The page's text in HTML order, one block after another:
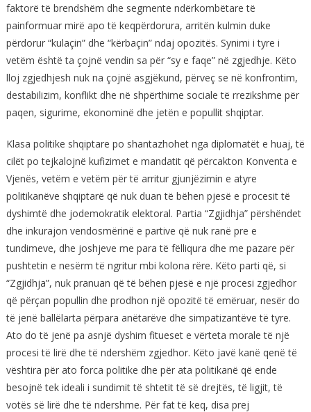
faktorë të brendshëm dhe segmente ndërkombëtare të
painformuar mirë apo të keqpërdorura, arritën kulmin duke
përdorur “kulaçin” dhe “kërbaçin” ndaj opozitës. Synimi i tyre i
vetëm është ta çojnë vendin sa për “sy e faqe” në zgjedhje. Këto
lloj zgjedhjesh nuk na çojnë asgjëkund, përveç se në konfrontim,
destabilizim, konflikt dhe në shpërthime sociale të rrezikshme për
paqen, sigurime, ekonominë dhe jetën e popullit shqiptar.
Klasa politike shqiptare po shantazhohet nga diplomatët e huaj, të
cilët po tejkalojnë kufizimet e mandatit që përcakton Konventa e
Vjenës, vetëm e vetëm për të arritur gjunjëzimin e atyre
politikanëve shqiptarë që nuk duan të bëhen pjesë e procesit të
dyshimtë dhe jodemokratik elektoral. Partia “Zgjidhja” përshëndet
dhe inkurajon vendosmërinë e partive që nuk ranë pre e
tundimeve, dhe joshjeve me para të fëlliqura dhe me pazare për
pushtetin e nesërm të ngritur mbi kolona rëre. Këto parti që, si
“Zgjidhja”, nuk pranuan që të bëhen pjesë e një procesi zgjedhor
që përçan popullin dhe prodhon një opozitë të emëruar, nesër do
të jenë ballëlarta përpara anëtarëve dhe simpatizantëve të tyre.
Ato do të jenë pa asnjë dyshim fitueset e vërteta morale të një
procesi të lirë dhe të ndershëm zgjedhor. Këto javë kanë qenë të
vështira për ato forca politike dhe për ata politikanë që ende
besojnë tek ideali i sundimit të shtetit të së drejtës, të ligjit, të
votës së lirë dhe të ndershme. Për fat të keq, disa prej